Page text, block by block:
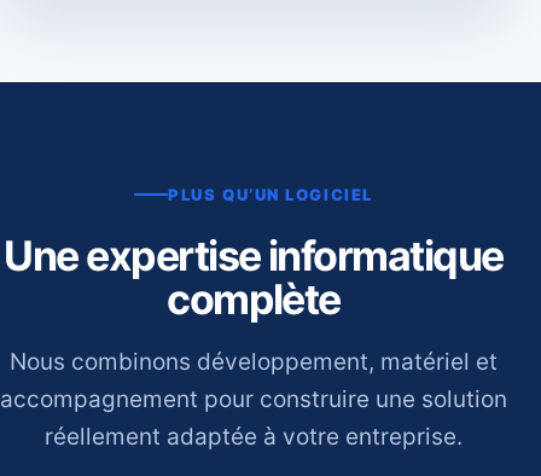
PLUS QU’UN LOGICIEL
Une expertise informatique
complète
Nous combinons développement, matériel et
accompagnement pour construire une solution
réellement adaptée à votre entreprise.